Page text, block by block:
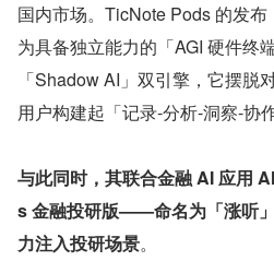
国内市场。TicNote Pods 的发
为具备独立能力的「AGI 硬件终
「Shadow AI」双引擎，它摆脱
用户构建起「记录-分析-洞察-协
与此同时，其联合金融 AI 应用
s 金融投研版——命名为「涨听
力注入投研场景。